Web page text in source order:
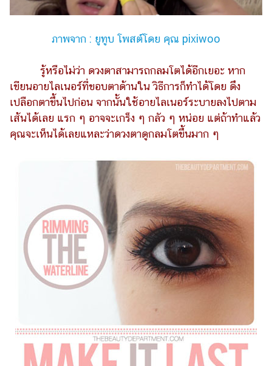
ภาพจาก : ยูทูบ โพสต์โดย คุณ pixiwoo
รู้หรือไม่ว่า ดวงตาสามารถกลมโตได้อีกเยอะ หาก
เขียนอายไลเนอร์ที่ขอบตาด้านใน วิธีการก็ทำได้โดย ดึง
เปลือกตาขึ้นไปก่อน จากนั้นใช้อายไลเนอร์ระบายลงไปตาม
เส้นได้เลย แรก ๆ อาจจะเกร็ง ๆ กลัว ๆ หน่อย แต่ถ้าทำแล้ว
คุณจะเห็นได้เลยแหละว่าดวงตาดูกลมโตขึ้นมาก ๆ